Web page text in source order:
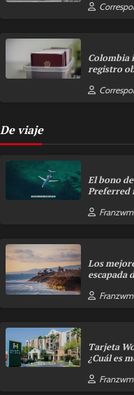
Colombia
registro
De viaje
El bono
Preferred
Los
escapada
Tarjeta
¿Cuál es